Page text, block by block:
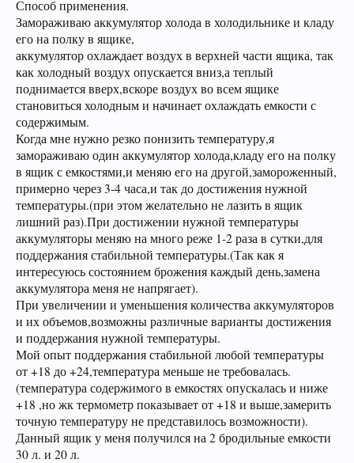
Способ применения.
Замораживаю аккумулятор холода в холодильнике и кладу
его на полку в ящике,
аккумулятор охлаждает воздух в верхней части ящика, так
как холодный воздух опускается вниз,а теплый
поднимается вверх,вскоре воздух во всем ящике
становиться холодным и начинает охлаждать емкости с
содержимым.
Когда мне нужно резко понизить температуру,я
замораживаю один аккумулятор холода,кладу его на полку
в ящик с емкостями,и меняю его на другой,замороженный,
примерно через 3-4 часа,и так до достижения нужной
температуры.(при этом желательно не лазить в ящик
лишний раз).При достижении нужной температуры
аккумуляторы меняю на много реже 1-2 раза в сутки,для
поддержания стабильной температуры.(Так как я
интересуюсь состоянием брожения каждый день,замена
аккумулятора меня не напрягает).
При увеличении и уменьшения количества аккумуляторов
и их объемов,возможны различные варианты достижения
и поддержания нужной температуры.
Мой опыт поддержания стабильной любой температуры
от +18 до +24,температура меньше не требовалась.
(температура содержимого в емкостях опускалась и ниже
+18 ,но жк термометр показывает от +18 и выше,замерить
точную температуру не представилось возможности).
Данный ящик у меня получился на 2 бродильные емкости
30 л. и 20 л.